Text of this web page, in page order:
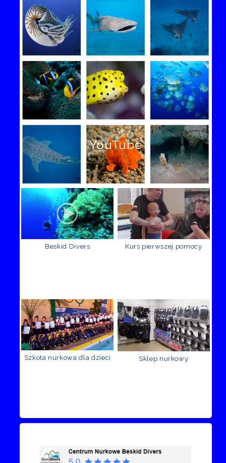
YouTube
Beskid Divers Kurs pierwszej pomocy
Szkoła nurkowa dla dzieci Sklep nurkowy